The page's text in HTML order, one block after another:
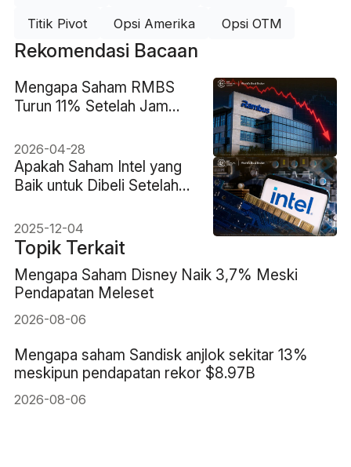
Titik Pivot Opsi Amerika Opsi OTM
Rekomendasi Bacaan
Mengapa Saham RMBS
Turun 11% Setelah Jam
Rambus Melampaui
Ekspektasi Laba
2026-04-28
Apakah Saham Intel yang
Baik untuk Dibeli Setelah
dalam 52 Minggu?
2025-12-04
Topik Terkait
Mengapa Saham Disney Naik 3,7% Meski
Pendapatan Meleset
2026-08-06
Mengapa saham Sandisk anjlok sekitar 13%
meskipun pendapatan rekor $8.97B
2026-08-06